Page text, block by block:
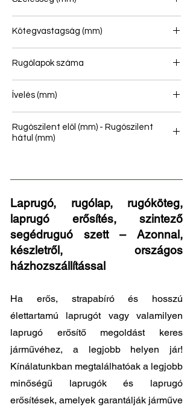
Kötegvastagság (mm)
Rugólapok száma
Ívelés (mm)
Rugószilent elöl (mm) - Rugószilent
hátul (mm)
Laprugó, rugólap, rugóköteg,
laprugó erősítés, szintező
segédruguó szett – Azonnal,
készletről, országos
házhozszállítással
Ha erős, strapabíró és hosszú
élettartamú laprugót vagy valamilyen
laprugó erősítő megoldást keres
járművéhez, a legjobb helyen jár!
Kínálatunkban megtalálhatóak a legjobb
minőségű laprugók és laprugó
erősítések, amelyek garantálják járműve